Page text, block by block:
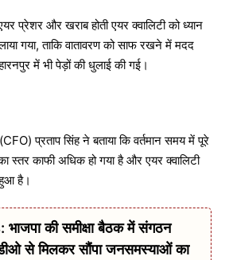
प्रेशर और खराब होती एयर क्वालिटी को ध्यान
गया, ताकि वातावरण को साफ रखने में मदद
में भी पेड़ों की धुलाई की गई।
प्रताप सिंह ने बताया कि वर्तमान समय में पूरे
स्तर काफी अधिक हो गया है और एयर क्वालिटी
है।
की समीक्षा बैठक में संगठन
से मिलकर सौंपा जनसमस्याओं का